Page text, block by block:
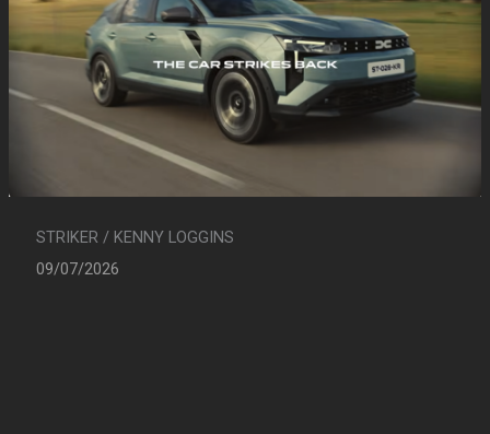
STRIKER / KENNY LOGGINS
09/07/2026